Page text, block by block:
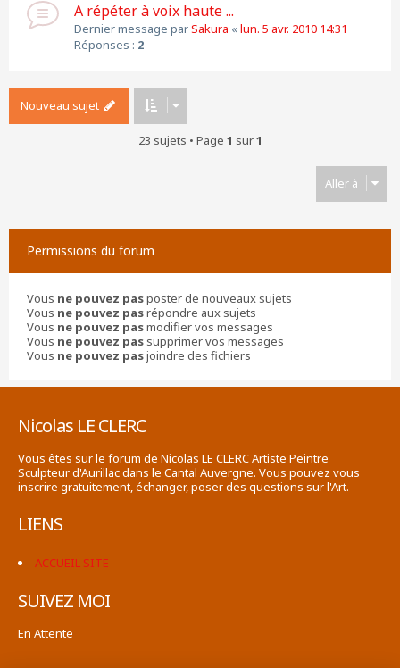
A répéter à voix haute ...
Dernier message parSakura «lun. 5 avr. 2010 14:31
Réponses : 2
Nouveau sujet
23 sujets • Page 1 sur1
Aller à
Permissions du forum
Vous ne pouvez pasposter de nouveaux sujets
Vous ne pouvez pasrépondre aux sujets
Vous ne pouvez pasmodifier vos messages
Vous ne pouvez pas supprimer vos messages
Vous ne pouvez pasjoindre des fichiers
Nicolas LE CLERC
Vous êtes sur le forum de Nicolas LE CLERC Artiste Peintre
Sculpteur d'Aurillac dans le Cantal Auvergne. Vous pouvez vous
inscrire gratuitement, échanger, poser des questions sur l'Art.
LIENS
ACCUEIL SITE
SUIVEZ MOI
En Attente